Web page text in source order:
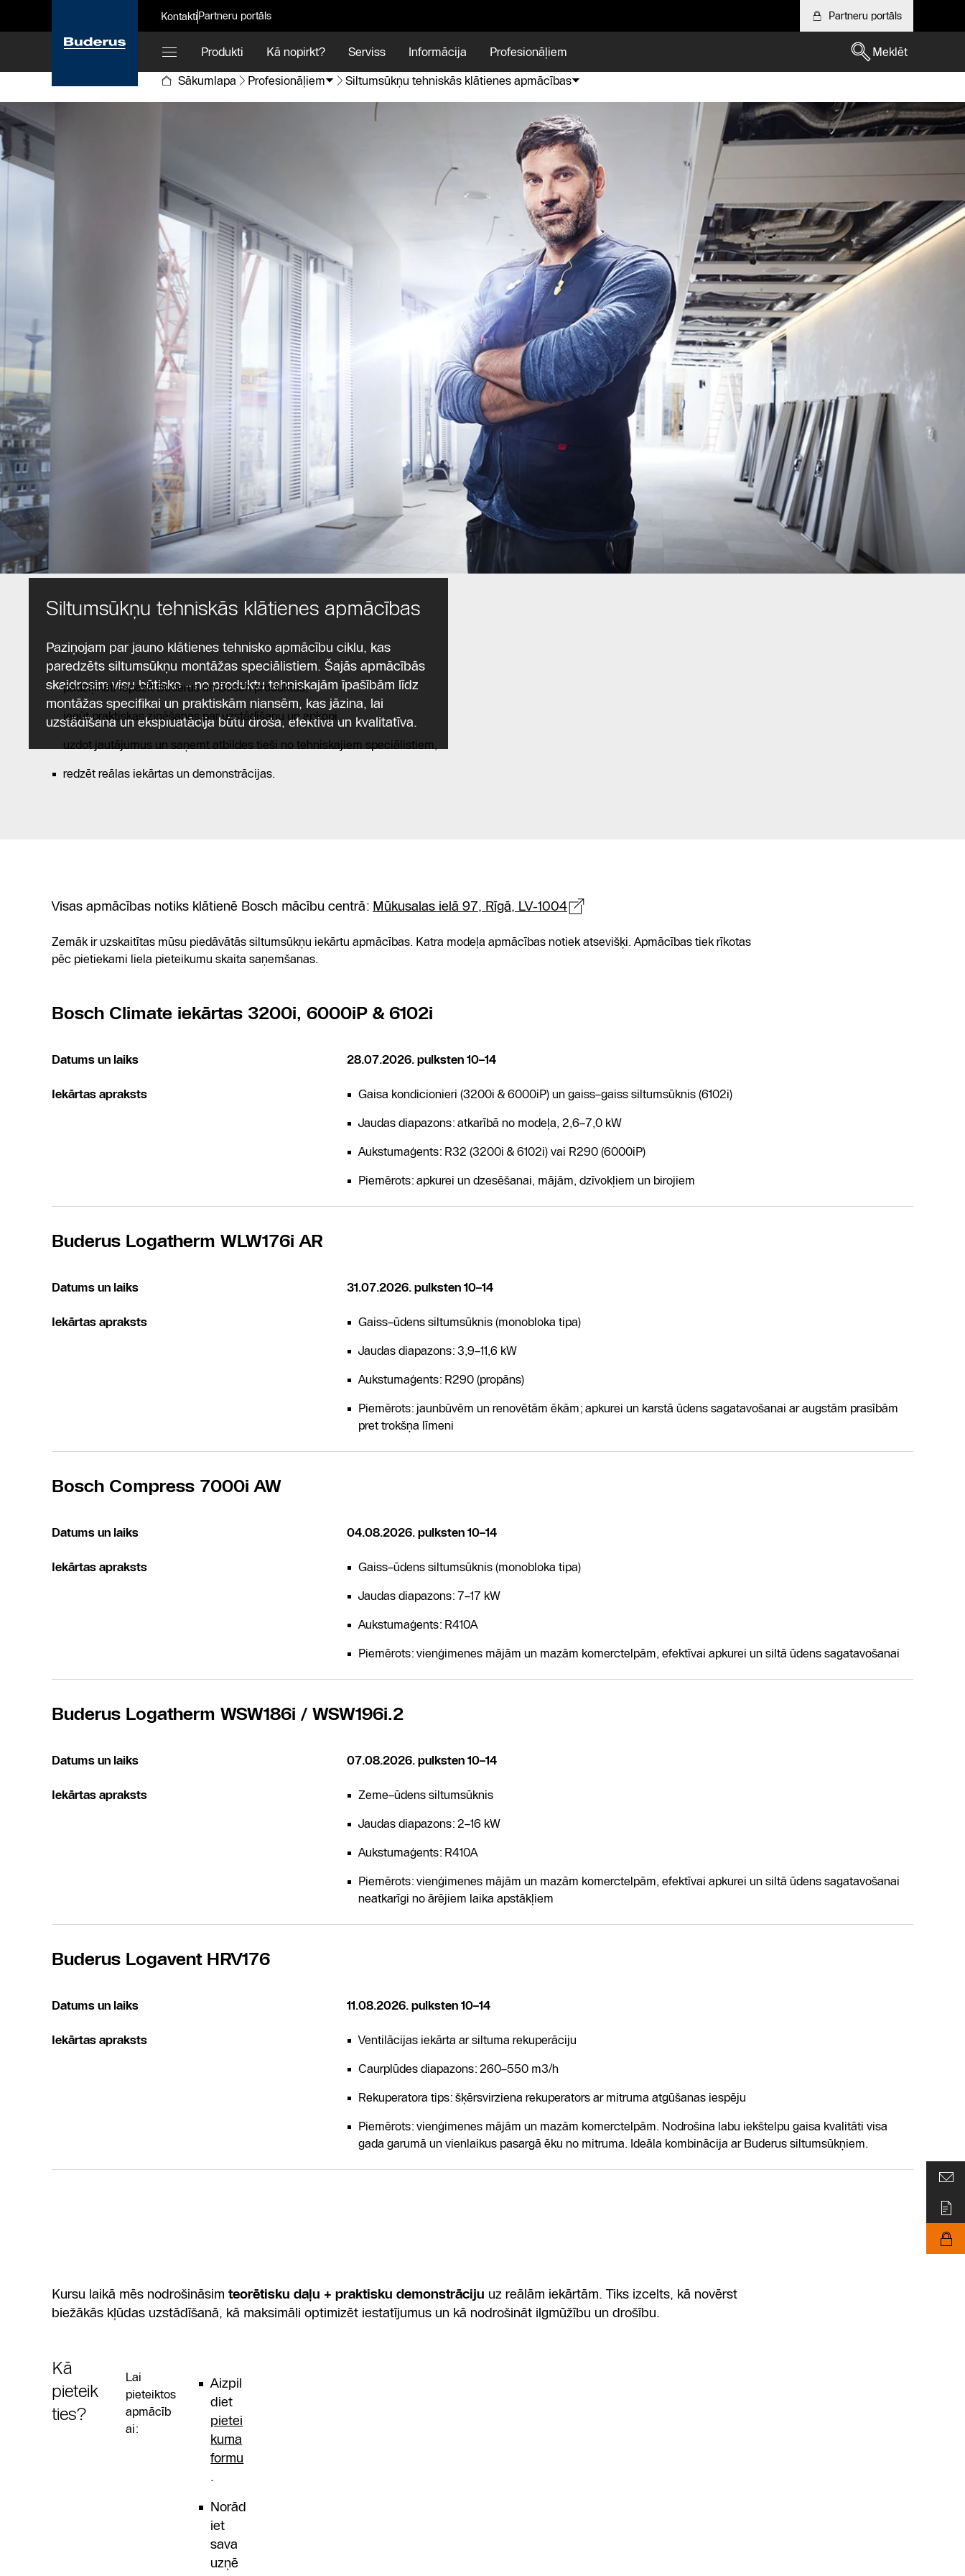
KontaktiPartneru portāls Partneru portāls
Produkti Kā nopirkt? Serviss Informācija Profesionāļiem
Meklēt
Sākumlapa
Profesionāļiem Siltumsūkņu tehniskās klātienes apmācības
Siltumsūkņu tehniskās klātienes apmācības
Paziņojam par jauno klātienes tehnisko apmācību ciklu, kas
paredzēts siltumsūkņu montāžas speciālistiem. Šajās apmācībās
skaidrosim visu būtisko – no produktu tehniskajām īpašībām līdz
montāžas specifikai un praktiskām niansēm, kas jāzina, lai
uzstādīšana un ekspluatācija būtu droša, efektīva un kvalitatīva.
Šīs apmācības ir lieliska iespēja:
padziļināti iepazīt Buderus un Bosch produktus,
iegūt praktiskas zināšanas par uzstādīšanu un apkopi,
uzdot jautājumus un saņemt atbildes tieši no tehniskajiem speciālistiem,
redzēt reālas iekārtas un demonstrācijas.
Visas apmācības notiks klātienē Bosch mācību centrā: Mūkusalas ielā 97, Rīgā, LV-1004
Zemāk ir uzskaitītas mūsu piedāvātās siltumsūkņu iekārtu apmācības. Katra modeļa apmācības notiek atsevišķi. Apmācības tiek rīkotas
pēc pietiekami liela pieteikumu skaita saņemšanas.
Bosch Climate iekārtas 3200i, 6000iP & 6102i
Datums un laiks 28.07.2026. pulksten 10–14
Iekārtas apraksts
Gaisa kondicionieri (3200i & 6000iP) un gaiss–gaiss siltumsūknis (6102i)
Jaudas diapazons: atkarībā no modeļa, 2,6–7,0 kW
Aukstumaģents: R32 (3200i & 6102i) vai R290 (6000iP)
Piemērots: apkurei un dzesēšanai, mājām, dzīvokļiem un birojiem
Buderus Logatherm WLW176i AR
Datums un laiks 31.07.2026. pulksten 10–14
Iekārtas apraksts
Gaiss–ūdens siltumsūknis (monobloka tipa)
Jaudas diapazons: 3,9–11,6 kW
Aukstumaģents: R290 (propāns)
Piemērots: jaunbūvēm un renovētām ēkām; apkurei un karstā ūdens sagatavošanai ar augstām prasībām
pret trokšņa līmeni
Bosch Compress 7000i AW
Datums un laiks 04.08.2026. pulksten 10–14
Iekārtas apraksts
Gaiss–ūdens siltumsūknis (monobloka tipa)
Jaudas diapazons: 7–17 kW
Aukstumaģents: R410A
Piemērots: vienģimenes mājām un mazām komerctelpām, efektīvai apkurei un siltā ūdens sagatavošanai
Buderus Logatherm WSW186i / WSW196i.2
Datums un laiks 07.08.2026. pulksten 10–14
Iekārtas apraksts
Zeme–ūdens siltumsūknis
Jaudas diapazons: 2–16 kW
Aukstumaģents: R410A
Piemērots: vienģimenes mājām un mazām komerctelpām, efektīvai apkurei un siltā ūdens sagatavošanai
neatkarīgi no ārējiem laika apstākļiem
Buderus Logavent HRV176
Datums un laiks 11.08.2026. pulksten 10–14
Iekārtas apraksts
Ventilācijas iekārta ar siltuma rekuperāciju
Caurplūdes diapazons: 260–550 m3/h
Rekuperatora tips: šķērsvirziena rekuperators ar mitruma atgūšanas iespēju
Piemērots: vienģimenes mājām un mazām komerctelpām. Nodrošina labu iekštelpu gaisa kvalitāti visa
gada garumā un vienlaikus pasargā ēku no mitruma. Ideāla kombinācija ar Buderus siltumsūkņiem.
Kursu laikā mēs nodrošināsim teorētisku daļu + praktisku demonstrāciju uz reālām iekārtām. Tiks izcelts, kā novērst
biežākās kļūdas uzstādīšanā, kā maksimāli optimizēt iestatījumus un kā nodrošināt ilgmūžību un drošību.
Kā
pieteik
ties?
Lai
pieteiktos
apmācīb
ai:
Aizpil
diet
pietei
kuma
formu
.
Norād
iet
sava
uzņē